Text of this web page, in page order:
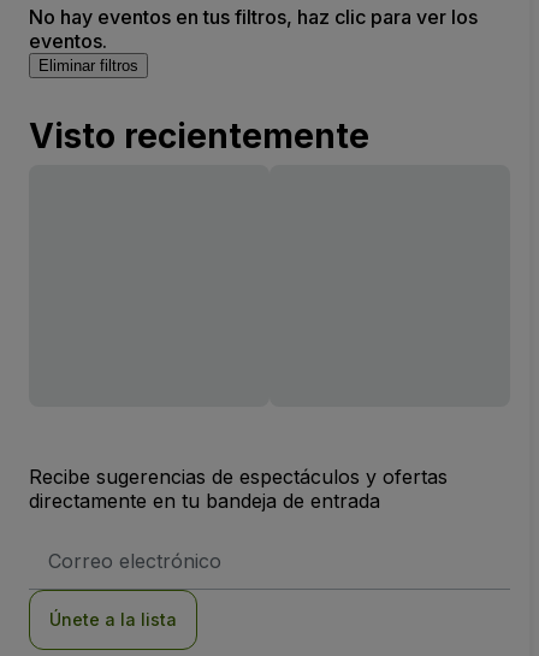
No hay eventos en tus filtros, haz clic para ver los
eventos.
Eliminar filtros
Visto recientemente
Recibe sugerencias de espectáculos y ofertas
directamente en tu bandeja de entrada
de
Únete a la lista